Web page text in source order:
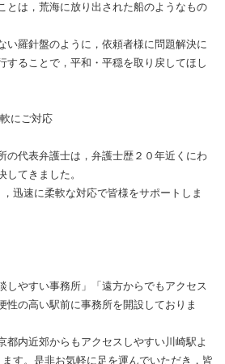
とは，荒海に放り出された船のようなもの
い羅針盤のように，依頼者様に問題解決に
することで，平和・平穏を取り戻してほし
にご対応
の代表弁護士は，弁護士歴２０年近くにわ
してきました。
迅速に柔軟な対応で皆様をサポートしま
しやすい事務所」「遠方からでもアクセス
性の高い駅前に事務所を開設しておりま
都内近郊からもアクセスしやすい川崎駅よ
す。是非お気軽に足を運んでいただき，皆